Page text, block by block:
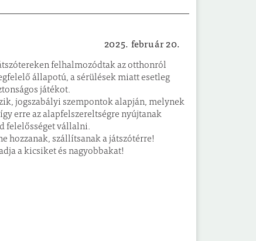
Helyi hírek
2025. február 20.
felhalmozódtak az otthonról
állapotú, a sérülések miatt esetleg
játékot.
jogszabályi szempontok alapján, melynek
erre az alapfelszereltségre nyújtanak
felelősséget vállalni.
hozzanak, szállítsanak a játszótérre!
a kicsiket és nagyobbakat!